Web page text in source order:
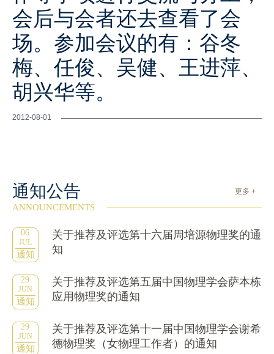
会后与会者还去查看了会
场。参加会议的有：谷冬
梅、任俊、吴健、王进萍、
胡兴华等。
2012-08-01
通知公告 更多 +
ANNOUNCEMENTS
06
JUL
通知
关于推荐及评选第十六届周培源物理奖的通
知
29
JUN
通知
关于推荐及评选第五届中国物理学会萨本栋
应用物理奖的通知
29
JUN
通知
关于推荐及评选第十一届中国物理学会谢希
德物理奖（女物理工作者）的通知